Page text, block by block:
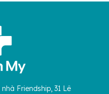
nhà Friendship, 31 Lê